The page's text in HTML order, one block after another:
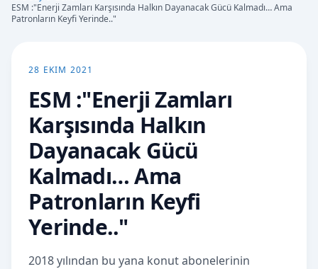
ESM :"Enerji Zamları Karşısında Halkın Dayanacak Gücü Kalmadı… Ama
Patronların Keyfi Yerinde.."
28 EKIM 2021
ESM :"Enerji Zamları
Karşısında Halkın
Dayanacak Gücü
Kalmadı… Ama
Patronların Keyfi
Yerinde.."
2018 yılından bu yana konut abonelerinin